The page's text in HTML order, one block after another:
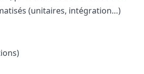
(unitaires, intégration…)